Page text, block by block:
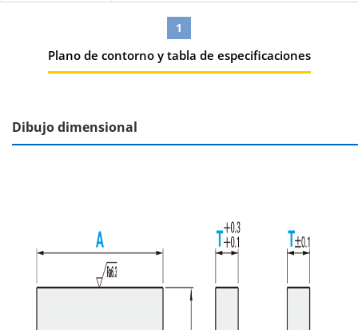
1
Plano de contorno y tabla de especificaciones
Dibujo dimensional